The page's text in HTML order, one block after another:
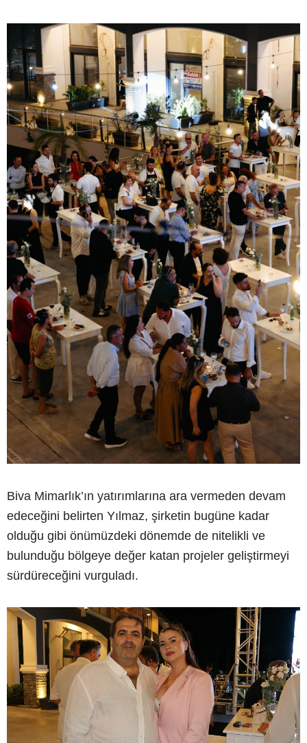
Biva Mimarlık’ın yatırımlarına ara vermeden devam
edeceğini belirten Yılmaz, şirketin bugüne kadar
olduğu gibi önümüzdeki dönemde de nitelikli ve
bulunduğu bölgeye değer katan projeler geliştirmeyi
sürdüreceğini vurguladı.